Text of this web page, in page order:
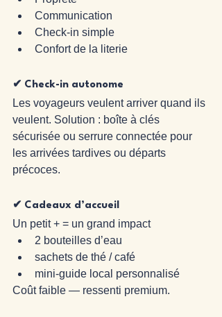
Communication
Check-in simple
Confort de la literie
✔ Check-in autonome
Les voyageurs veulent arriver quand ils
veulent. Solution : boîte à clés
sécurisée ou serrure connectée pour
les arrivées tardives ou départs
précoces.
✔ Cadeaux d’accueil
Un petit + = un grand impact
2 bouteilles d’eau
sachets de thé / café
mini-guide local personnalisé
Coût faible — ressenti premium.